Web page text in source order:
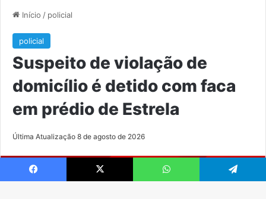
Facebook X WhatsApp Telegram